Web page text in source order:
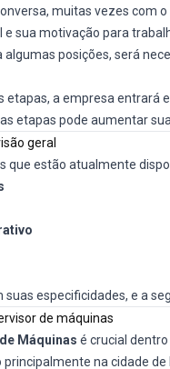
muitas vezes com
sua motivação para
algumas posições, será
etapas, a empresa entrará
etapas pode aumentar
geral
que estão atualmente
suas especificidades, e a
de máquinas
Máquinas é crucial
na cidade